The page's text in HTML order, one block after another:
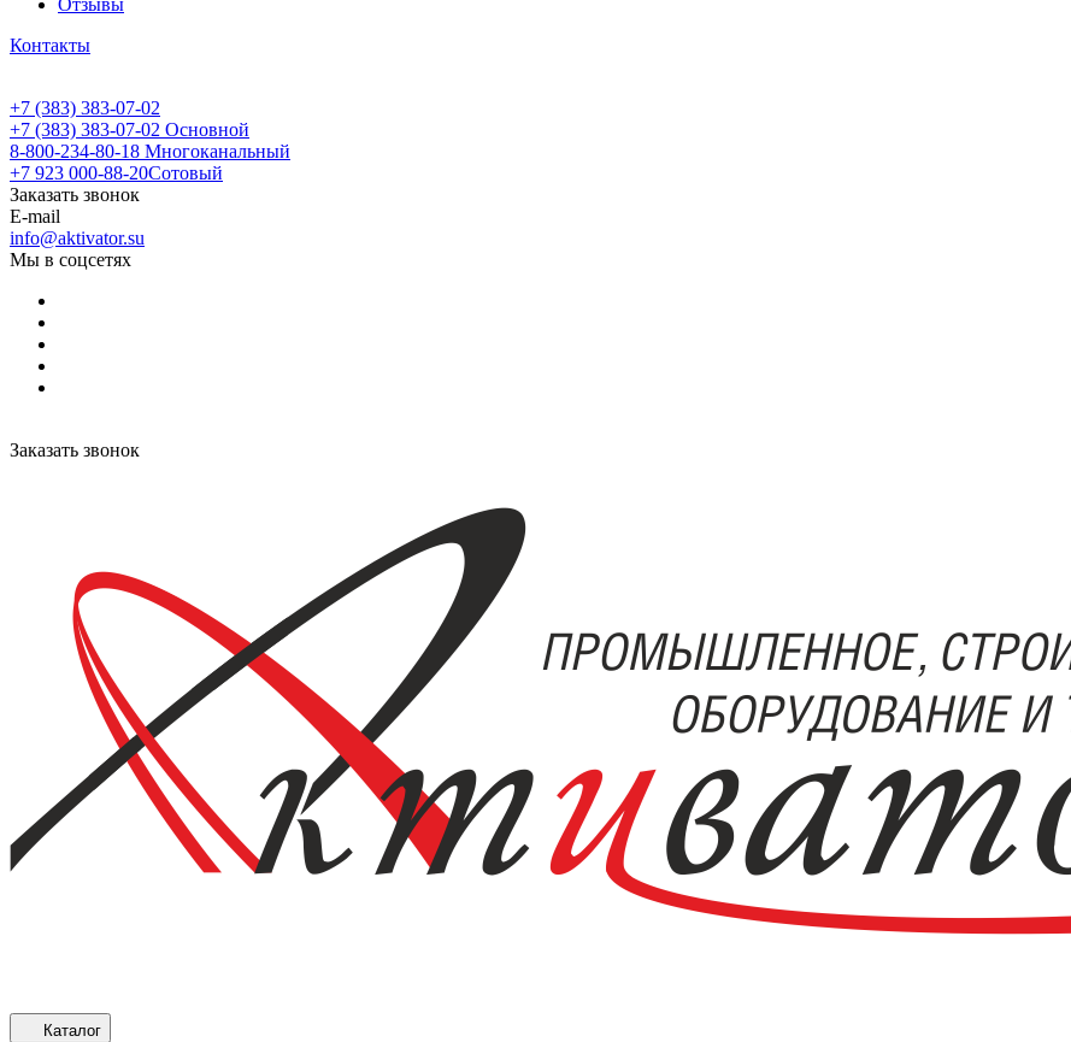
Отзывы
Контакты
+7 (383) 383-07-02
+7 (383) 383-07-02 Основной
8-800-234-80-18 Многоканальный
+7 923 000-88-20Сотовый
Заказать звонок
E-mail
info@aktivator.su
Мы в соцсетях
Заказать звонок
Каталог